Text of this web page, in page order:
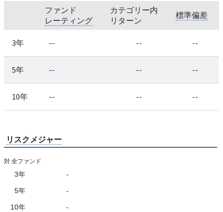
ファンド
レーティング
カテゴリー内
リターン
標準偏差
3年 -- -- --
5年 -- -- --
10年 -- -- --
リスクメジャー
対 全ファンド
3年 -
5年 -
10年 -